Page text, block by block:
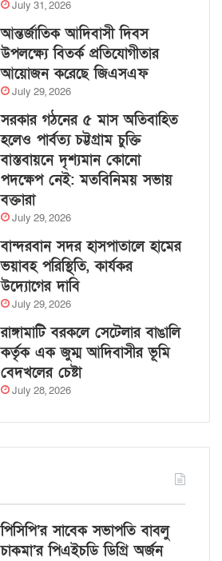
July 31, 2026
আন্তর্জাতিক আদিবাসী দিবস
উপলক্ষ্যে বিতর্ক প্রতিযোগীতার
আয়োজন করেছে জিএসএফ
July 29, 2026
সরকার গঠনের ৫ মাস অতিবাহিত
হলেও পার্বত্য চট্টগ্রাম চুক্তি
বাস্তবায়নে দৃশ্যমান কোনো
পদক্ষেপ নেই: মতবিনিময় সভায়
বক্তারা
July 29, 2026
বান্দরবান সদর হাসপাতালে হামের
ভয়াবহ পরিস্থিতি, কার্যকর
উদ্যোগের দাবি
July 29, 2026
রাঙ্গামাটি বরকলে সেটেলার বাঙালি
কর্তৃক এক জুম্ম আদিবাসীর ভূমি
বেদখলের চেষ্টা
July 28, 2026
পিসিপি’র সাবেক সভাপতি বাবলু
চাকমা’র পিএইচডি ডিগ্রি অর্জন